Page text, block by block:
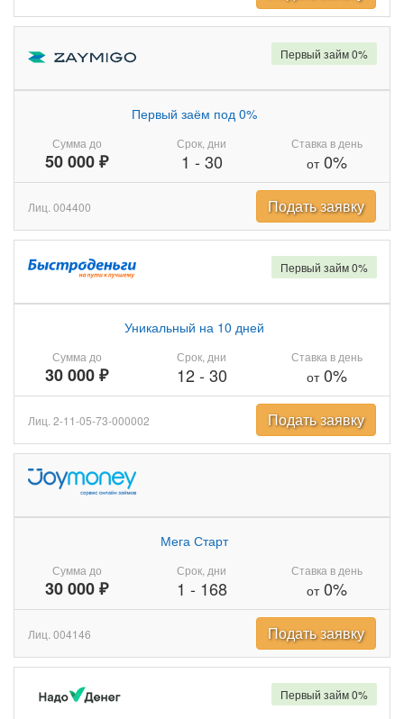
Сумма до
50 000 ₽
Первый заём под 0%
Срок, дни
1 - 30
Ставка в день
от0%
Первый займ 0%
Лиц. 004400 Подать заявку
Сумма до
30 000 ₽
Уникальный на 10 дней
Срок, дни
12- 30
Ставка в день
от0%
Первый займ 0%
Лиц. 2-11-05-73-000002 Подать заявку
Сумма до
30 000 ₽
Мега Старт
Срок, дни
1 - 168
Ставка в день
от0%
Лиц. 004146 Подать заявку
Первый займ 0%